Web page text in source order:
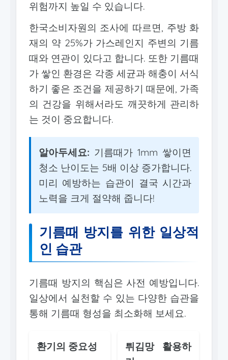
위험까지 높일 수 있습니다.
한국소비자원의 조사에 따르면, 주방 화
재의 약 25%가 가스레인지 주변의 기름
때와 연관이 있다고 합니다. 또한 기름때
가 쌓인 환경은 각종 세균과 해충이 서식
하기 좋은 조건을 제공하기 때문에, 가족
의 건강을 위해서라도 깨끗하게 관리하
는 것이 중요합니다.
알아두세요: 기름때가 1mm 쌓이면
청소 난이도는 5배 이상 증가합니다.
미리 예방하는 습관이 결국 시간과
노력을 크게 절약해 줍니다!
기름때 방지를 위한 일상적
인 습관
기름때 방지의 핵심은 사전 예방입니다.
일상에서 실천할 수 있는 다양한 습관을
통해 기름때 형성을 최소화해 보세요.
환기의 중요성
튀김망 활용하